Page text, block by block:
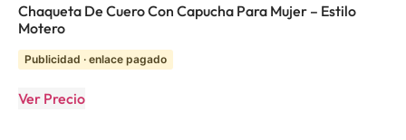
Chaqueta De Cuero Con Capucha Para Mujer – Estilo
Motero
Publicidad · enlace pagado
Ver Precio